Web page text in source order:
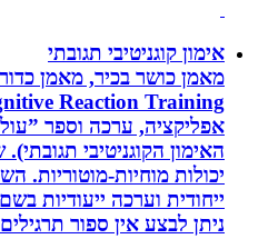
אימון קוגניטיבי תגובתי
מאמן כושר בכיר, מאמן
אפליקציה, ערכה וספר
האימון הקוגניטיבי תגובתי).
יכולות מוחיות-מוטוריות.
ניתן לבצע אין ספור תרגילים